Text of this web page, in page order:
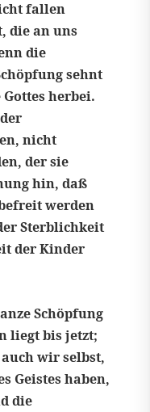
fallen
die an uns
die
sehnt
herbei.
nicht
der sie
hin, daß
werden
Sterblichkeit
der Kinder
Schöpfung
liegt bis jetzt;
wir selbst,
Geistes haben,
die